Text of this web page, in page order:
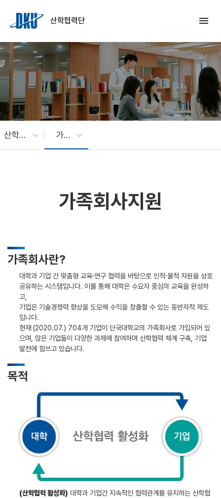
산학협력단
menu
산학협력 가족회사지원
가족회사지원
가족회사란?
대학과 기업 간 맞춤형 교육⋅연구 협력을 바탕으로 인적⋅물적 자원을 상호
공유하는 시스템입니다. 이를 통해 대학은 수요자 중심의 교육을 완성하
고,
기업은 기술경쟁력 향상을 도모해 수익을 창출할 수 있는 동반자적 제도
입니다.
현재 (2020.07.) 704개 기업이 단국대학교의 가족회사로 가입되어 있
으며, 많은 기업들이 다양한 과제에 참여하며 산학협력 체계 구축, 기업
발전에 힘쓰고 있습니다.
목적
(산학협력 활성화) 대학과 기업간 지속적인 협력관계를 유지하는 산학협